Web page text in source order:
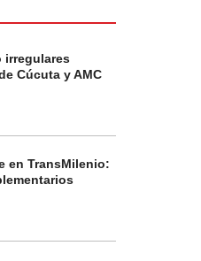
irregulares
Cúcuta y AMC
en TransMilenio: